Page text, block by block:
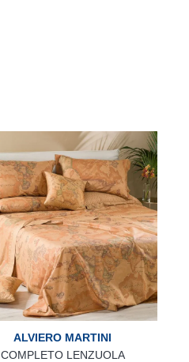
ALVIERO MARTINI
COMPLETO LENZUOLA